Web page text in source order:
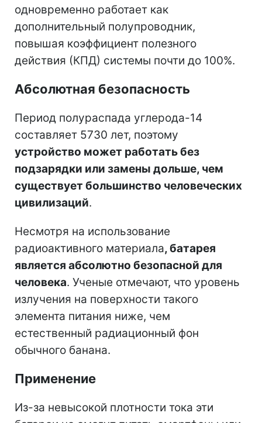
одновременно работает как
дополнительный полупроводник,
повышая коэффициент полезного
действия (КПД) системы почти до 100%.
Абсолютная безопасность
Период полураспада углерода-14
составляет 5730 лет, поэтому
устройство может работать без
подзарядки или замены дольше, чем
существует большинство человеческих
цивилизаций.
Несмотря на использование
радиоактивного материала, батарея
является абсолютно безопасной для
человека. Ученые отмечают, что уровень
излучения на поверхности такого
элемента питания ниже, чем
естественный радиационный фон
обычного банана.
Применение
Из-за невысокой плотности тока эти